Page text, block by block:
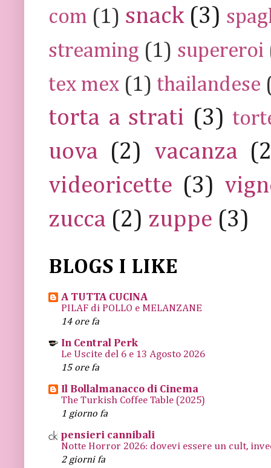
com (1) snack (3)
streaming (1) supereroi
tex mex (1) thailandese
torta a strati (3)
uova (2) vacanza
videoricette (3)
zucca (2) zuppe (3)
BLOGS I LIKE
A TUTTA CUCINA
PILAF di POLLO e MELANZANE
14 ore fa
In Central Perk
Le Uscite del 6 e 13 Agosto 2026
15 ore fa
Il Bollalmanacco di Cinema
The Turkish Coffee Table (2025)
1 giorno fa
pensieri cannibali
Notte Horror 2026: dovevi essere un cult,
2 giorni fa